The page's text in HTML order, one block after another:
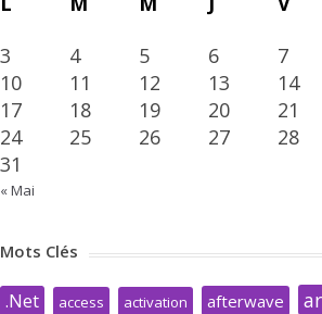
3
4 5 6 7
10
11 12 13 14
17
18 19 20 21
24
25 26 27 28
31
« Mai
Mots Clés
.Net access activation afterwave